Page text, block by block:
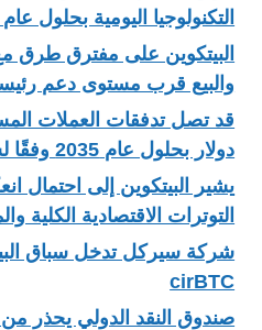
التكنولوجيا اليومية بحلول عام 2031
البيتكوين على مفترق طرق
والبيع قرب مستوى دعم
دولار بحلول عام 2035 وفقًا لشركة Chainalysis
يشير البيتكوين إلى
التوترات الاقتصادية الكلية
شركة سيركل تدخل سباق
cirBTC
صندوق النقد الدولي يحذر